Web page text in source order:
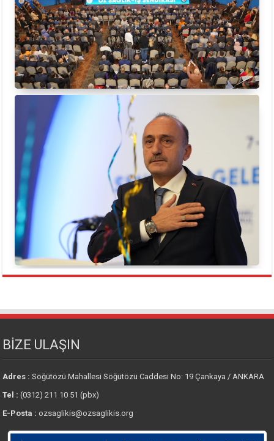
BİZE ULAŞIN
Adres :Söğütözü Mahallesi Söğütözü Caddesi No: 19 Çankaya / ANKARA
Tel : (0312) 211 10 51 (pbx)
E-Posta : ozsaglikis@ozsaglikis.org